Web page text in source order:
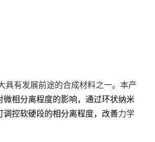
有发展前途的合成材料之一。本产
微相分离程度的影响，通过环状纳米
控软硬段的相分离程度，改善力学